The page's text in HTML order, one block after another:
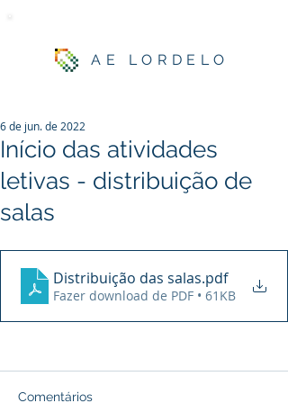
AE LORDELO
Início das atividades
letivas - distribuição de
salas
6 de jun. de 2022
Distribuição das salas.pdf
Fazer download de PDF • 61KB
Comentários